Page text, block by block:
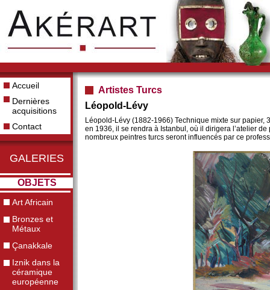
Accueil
Dernières
acquisitions
Contact
GALERIES
OBJETS
Art Africain
Bronzes et
Métaux
Çanakkale
Iznik dans la
céramique
européenne
Artistes Turcs
Léopold-Lévy
Léopold-Lévy (1882-1966) Technique mixte sur
en 1936, il se rendra à Istanbul, où il dirigera l’atelier
nombreux peintres turcs seront influencés par ce